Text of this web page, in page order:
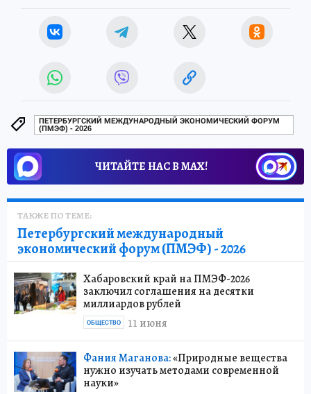
ПЕТЕРБУРГСКИЙ МЕЖДУНАРОДНЫЙ ЭКОНОМИЧЕСКИЙ ФОРУМ
(ПМЭФ) - 2026
ЧИТАЙТЕ НАС В МАХ!
ТАКЖЕ ПО ТЕМЕ:
Петербургский международный
экономический форум (ПМЭФ) - 2026
Хабаровский край на ПМЭФ-2026
заключил соглашения на десятки
миллиардов рублей
11 июня
ОБЩЕСТВО
Фания Маганова:«Природные вещества
нужно изучать методами современной
науки»